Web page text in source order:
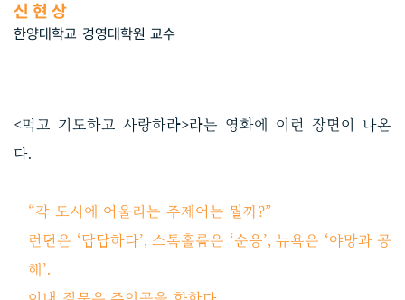
신현상
한양대학교 경영대학원 교수
<먹고 기도하고 사랑하라>라는 영화에 이런 장면이 나온
다.
“각 도시에 어울리는 주제어는 뭘까?”
런던은 ‘답답하다’, 스톡홀름은 ‘순응’, 뉴욕은 ‘야망과 공
해’.